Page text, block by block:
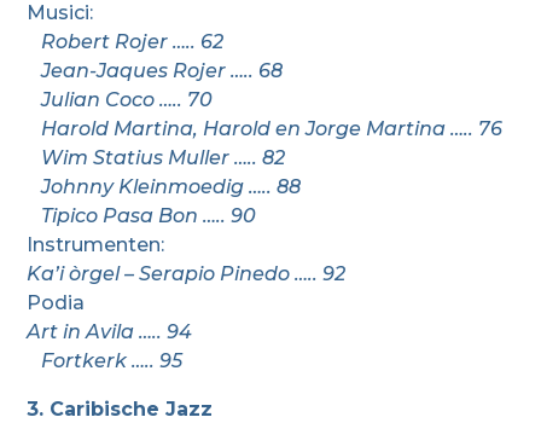
Musici:
Robert Rojer ….. 62
Jean-Jaques Rojer ….. 68
Julian Coco ….. 70
Harold Martina, Harold en Jorge Martina ….. 76
Wim Statius Muller ….. 82
Johnny Kleinmoedig ….. 88
Tipico Pasa Bon ….. 90
Instrumenten:
Ka’i òrgel – Serapio Pinedo ….. 92
Podia
Art in Avila ….. 94
Fortkerk ….. 95
3. Caribische Jazz